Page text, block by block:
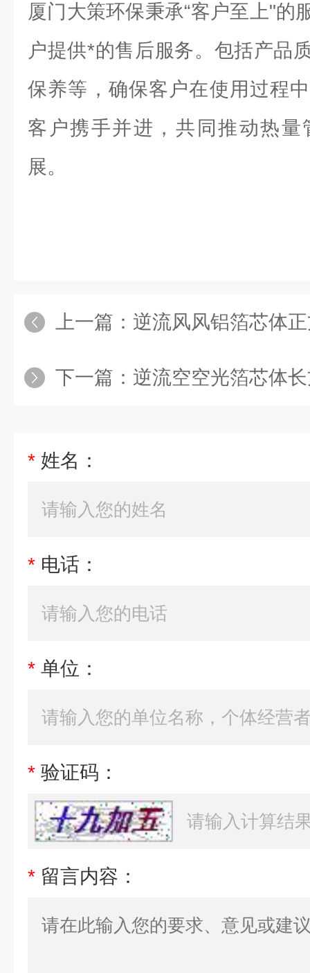
厦门大策环保秉承“客户至上"的
户提供*的售后服务。包括产品
保养等，确保客户在使用过程
客户携手并进，共同推动热
展。
上一篇： 逆流风风铝箔芯体
下一篇： 逆流空空光箔芯体
* 姓名：
* 电话：
* 单位：
* 验证码：
* 留言内容：